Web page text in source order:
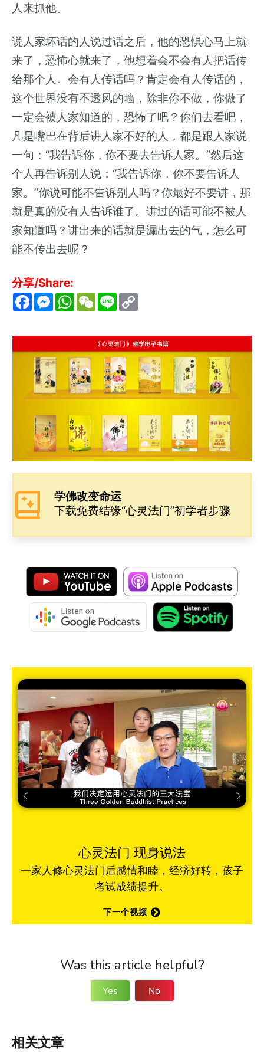
人来抓他。
说人家坏话的人说过话之后，他的恐惧心马上就
来了，恐怖心就来了，他想着会不会有人把话传
给那个人。会有人传话吗？肯定会有人传话的，
这个世界没有不透风的墙，除非你不做，你做了
一定会被人家知道的，恐怖了吧？你们去看吧，
凡是嘴巴在背后讲人家不好的人，都是跟人家说
一句：“我告诉你，你不要去告诉人家。”然后这
个人再告诉别人说：“我告诉你，你不要告诉人
家。”你说可能不告诉别人吗？你最好不要讲，那
就是真的没有人告诉谁了。讲过的话可能不被人
家知道吗？讲出来的话就是漏出去的气，怎么可
能不传出去呢？
分享/Share:
F
a
c
b
o
k
M
e
s
e
g
e
W
h
a
s
p
p
W
e
C
a
t
L
i
n
L
i
n
k
学佛改变命运
下载免费结缘“心灵法门”初学者步骤
心灵法门 现身说法
一家人修心灵法门后感情和睦，经济好转，孩子
考试成绩提升。
下一个视频
Was this article helpful?
Yes No
相关文章